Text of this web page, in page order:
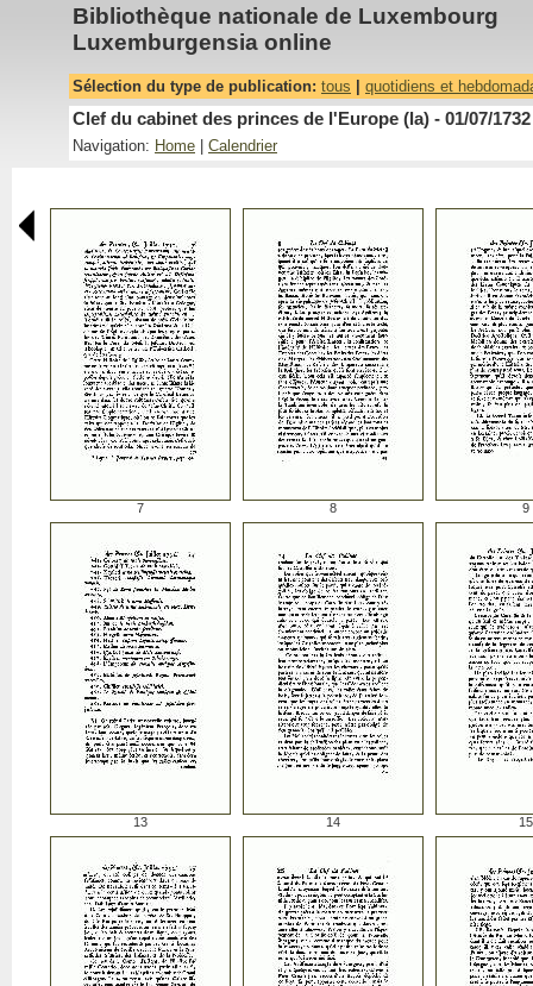
Bibliothèque nationale de Luxembourg
Luxemburgensia online
Sélection du type de publication: tous quotidiens et
Clef du cabinet des princes de l'Europe (la) - 01/07/1732
Navigation: Home Calendrier
7 8 9
13 14 15